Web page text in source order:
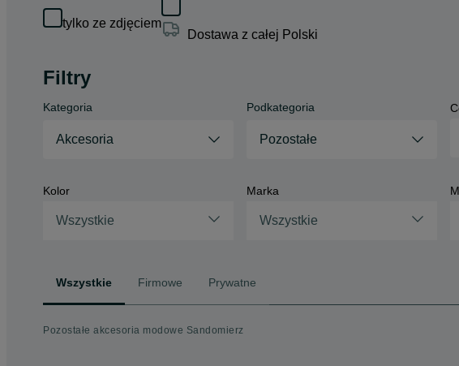
tylko ze zdjęciem
Dostawa z całej Polski
Filtry
Kategoria
Akcesoria
Podkategoria
Pozostałe
Kolor
Wszystkie
Marka
Wszystkie
Wszystkie Firmowe Prywatne
Pozostałe akcesoria modowe Sandomierz